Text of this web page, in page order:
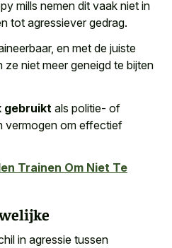
mills nemen dit vaak niet in
tot agressiever gedrag.
en met de juiste
ze niet meer geneigd te bijten
gebruikt als politie- of
vermogen om effectief
Trainen Om Niet Te
in agressie tussen